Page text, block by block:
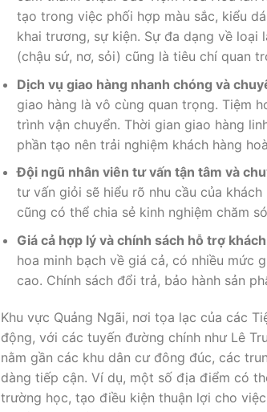
tạo trong việc phối hợp màu sắc, kiểu
khai trương, sự kiện. Sự đa dạng về
(chậu sứ, nơ, sỏi) cũng là tiêu chí quan
Dịch vụ giao hàng nhanh chóng và
giao hàng là vô cùng quan trọng. Tiệm
trình vận chuyển. Thời gian giao hàng
phần tạo nên trải nghiệm khách hàng
Đội ngũ nhân viên tư vấn tận tâm và
tư vấn giỏi sẽ hiểu rõ nhu cầu của
cũng có thể chia sẻ kinh nghiệm chăm
Giá cả hợp lý và chính sách hỗ trợ
hoa minh bạch về giá cả, có nhiều mức
cao. Chính sách đổi trả, bảo hành sản
Khu vực Quảng Ngãi, nơi tọa lạc của các
động, với các tuyến đường chính như Lê
nằm gần các khu dân cư đông đúc, các
dàng tiếp cận. Ví dụ, một số địa điểm có
trường học, tạo điều kiện thuận lợi cho